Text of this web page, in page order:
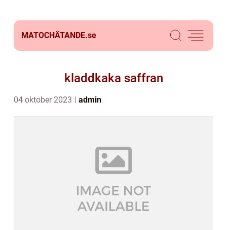
MATOCHÄTANDE.se
kladdkaka saffran
04 oktober 2023 admin